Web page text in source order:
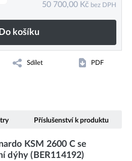
50 700,00 Kč bez DPH
Do košíku
Sdílet PDF
Příslušenství k produktu
KSM 2600 C se
dýhy (BER114192)